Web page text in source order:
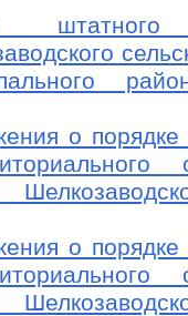
штатного
о порядке
о порядке